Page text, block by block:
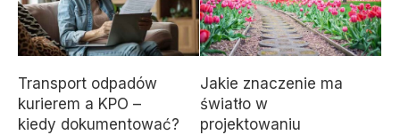
Transport odpadów
kurierem a KPO –
kiedy dokumentować?
Jakie znaczenie ma
światło w
projektowaniu